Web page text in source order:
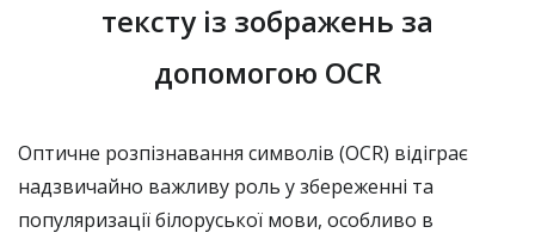
тексту із зображень за
допомогою OCR
Оптичне розпізнавання символів (OCR) відіграє
надзвичайно важливу роль у збереженні та
популяризації білоруської мови, особливо в